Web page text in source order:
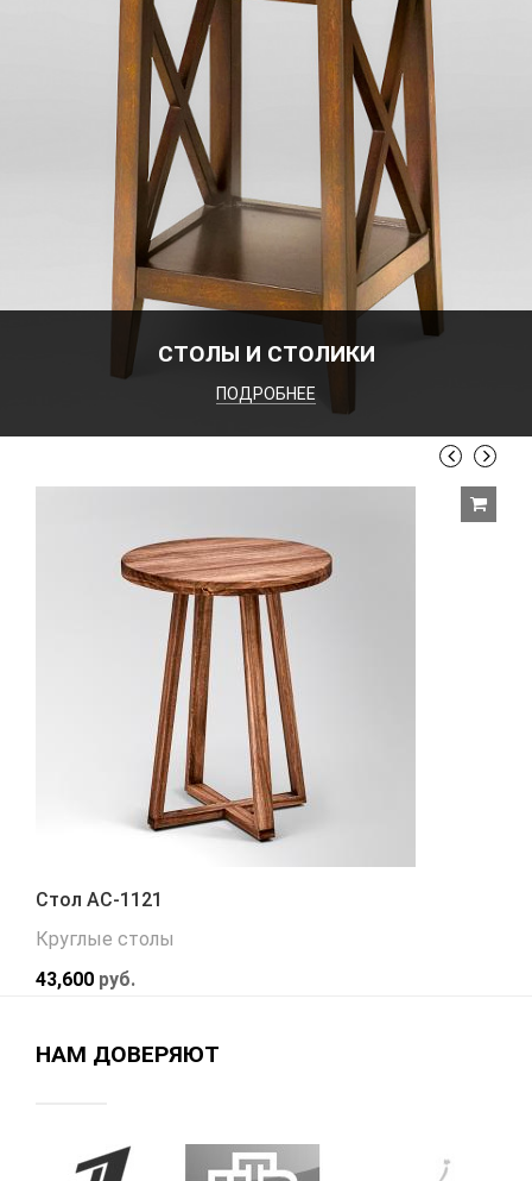
СТОЛЫ И СТОЛИКИ
ПОДРОБНЕЕ
Стол АС-1121
Круглые столы
43,600 руб.
НАМ ДОВЕРЯЮТ